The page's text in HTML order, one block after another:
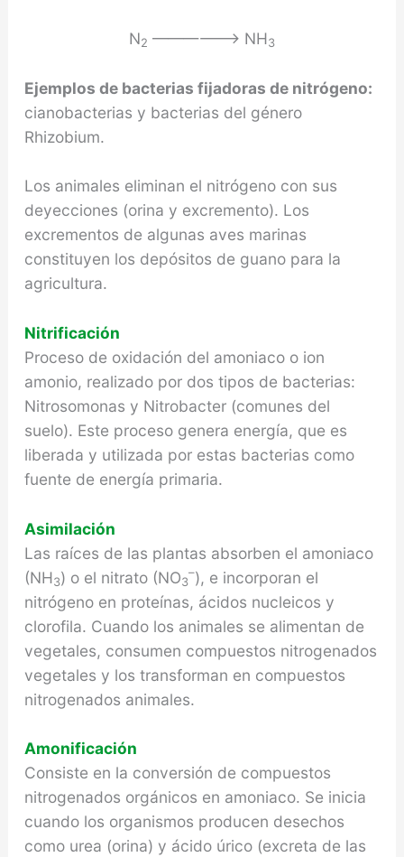
N2 ——————> NH3
Ejemplos de bacterias fijadoras de nitrógeno:
cianobacterias y bacterias del género
Rhizobium.
Los animales eliminan el nitrógeno con sus
deyecciones (orina y excremento). Los
excrementos de algunas aves marinas
constituyen los depósitos de guano para la
agricultura.
Nitrificación
Proceso de oxidación del amoniaco o ion
amonio, realizado por dos tipos de bacterias:
Nitrosomonas y Nitrobacter (comunes del
suelo). Este proceso genera energía, que es
liberada y utilizada por estas bacterias como
fuente de energía primaria.
Asimilación
Las raíces de las plantas absorben el amoniaco
(NH3) o el nitrato (NO3
–), e incorporan el
nitrógeno en proteínas, ácidos nucleicos y
clorofila. Cuando los animales se alimentan de
vegetales, consumen compuestos nitrogenados
vegetales y los transforman en compuestos
nitrogenados animales.
Amonificación
Consiste en la conversión de compuestos
nitrogenados orgánicos en amoniaco. Se inicia
cuando los organismos producen desechos
como urea (orina) y ácido úrico (excreta de las